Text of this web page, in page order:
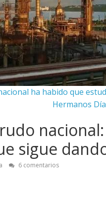
ha habido que
Hermanos
sigue
6 comentarios